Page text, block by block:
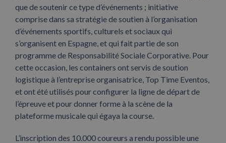
que de soutenir ce type d’événements ; initiative
comprise dans sa stratégie de soutien à l’organisation
d’événements sportifs, culturels et sociaux qui
s’organisent en Espagne, et qui fait partie de son
programme de Responsabilité Sociale Corporative. Pour
cette occasion, les containers ont servis de soution
logistique à l’entreprise organisatrice, Top Time Eventos,
et ont été utilisés pour configurer la ligne de départ de
l’épreuve et pour donner forme à la scène de la
plateforme musicale qui égaya la course.
L’inscription des 10.000 coureurs a rendu possible une